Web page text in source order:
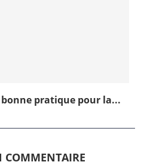
bonne pratique pour la...
COMMENTAIRE